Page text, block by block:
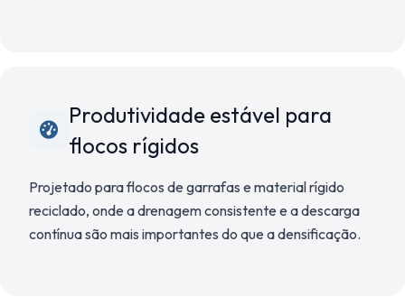
Produtividade estável para
flocos rígidos
Projetado para flocos de garrafas e material rígido
reciclado, onde a drenagem consistente e a descarga
contínua são mais importantes do que a densificação.